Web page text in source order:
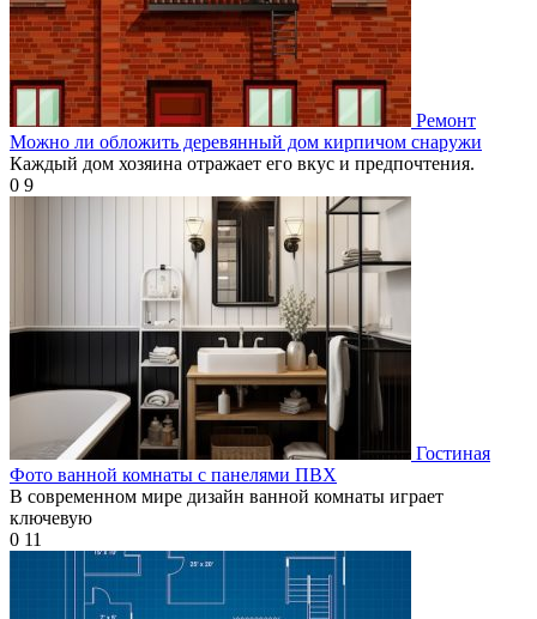
Ремонт
Можно ли обложить деревянный дом кирпичом снаружи
Каждый дом хозяина отражает его вкус и предпочтения.
0 9
Гостиная
Фото ванной комнаты с панелями ПВХ
В современном мире дизайн ванной комнаты играет
ключевую
0 11